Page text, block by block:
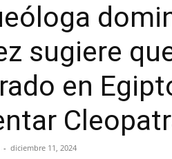
sugiere
en
- diciembre 11, 2024